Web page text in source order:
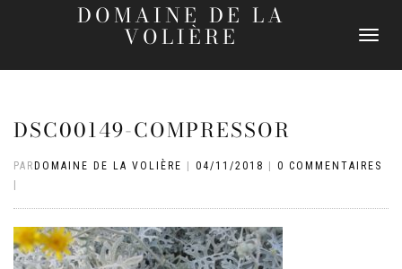
DOMAINE DE LA
VOLIÈRE
DÉPLIER
DSC00149-COMPRESSOR
PAR DOMAINE DE LA VOLIÈRE 04/11/2018
0 COMMENTAIRES